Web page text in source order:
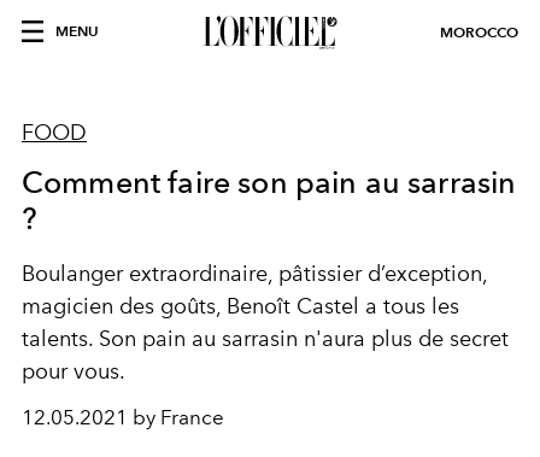
MENU MOROCCO
FOOD
Comment faire son pain au sarrasin
?
Boulanger extraordinaire, pâtissier d’exception,
magicien des goûts, Benoît Castel a tous les
talents. Son pain au sarrasin n'aura plus de secret
pour vous.
12.05.2021 by France